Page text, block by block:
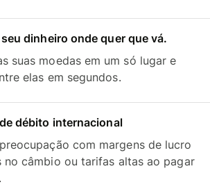
dinheiro onde quer que vá.
suas moedas em um só lugar e
elas em segundos.
débito internacional
com margens de lucro
no câmbio ou tarifas altas ao pagar